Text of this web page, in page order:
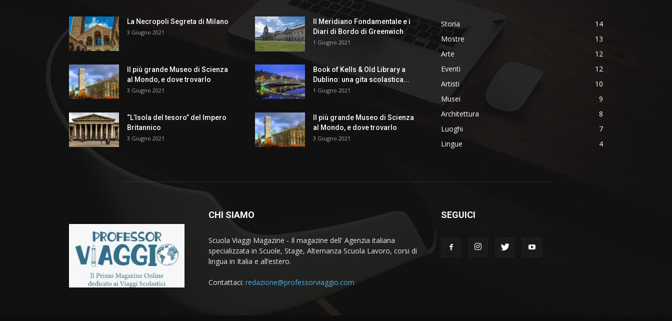
La Necropoli Segreta di Milano
3 Giugno 2021
Il più grande Museo di Scienza
al Mondo, e dove trovarlo
3 Giugno 2021
“L’Isola del tesoro” del Impero
Britannico
3 Giugno 2021
Il Meridiano Fondamentale e i
Diari di Bordo di Greenwich
1 Giugno 2021
Book of Kells & Old Library a
Dublino: una gita scolastica...
1 Giugno 2021
Il più grande Museo di Scienza
al Mondo, e dove trovarlo
3 Giugno 2021
Storia
14
Mostre
13
Arte
12
Eventi
12
Artisti
10
Musei
9
Architettura
8
Luoghi
7
Lingue
4
CHI SIAMO
Scuola Viaggi Magazine - Il magazine dell' Agenzia italiana
specializzata in Scuole, Stage, Alternanza Scuola Lavoro, corsi di
lingua in Italia e all’estero.
Contattaci: redazione@professorviaggio.com
SEGUICI